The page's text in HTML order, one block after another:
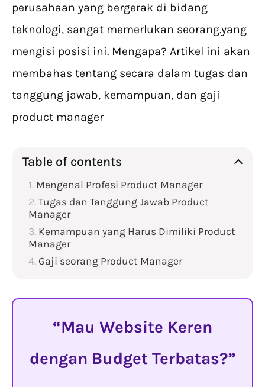
perusahaan yang bergerak di bidang
teknologi, sangat memerlukan seorang.yang
mengisi posisi ini. Mengapa? Artikel ini akan
membahas tentang secara dalam tugas dan
tanggung jawab, kemampuan, dan gaji
product manager
Table of contents
Mengenal Profesi Product Manager
Tugas dan Tanggung Jawab Product
Manager
Kemampuan yang Harus Dimiliki Product
Manager
Gaji seorang Product Manager
Mau Website Keren
dengan Budget Terbatas?